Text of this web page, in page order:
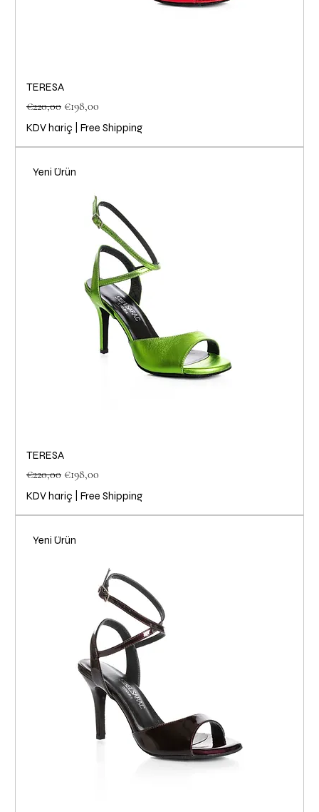
TERESA
Normal Fiyat
€220,00 İndirimli Fiyat
€198,00
KDV hariç Free Shipping
Yeni Ürün
TERESA
Normal Fiyat
€220,00 İndirimli Fiyat
€198,00
KDV hariç Free Shipping
Yeni Ürün